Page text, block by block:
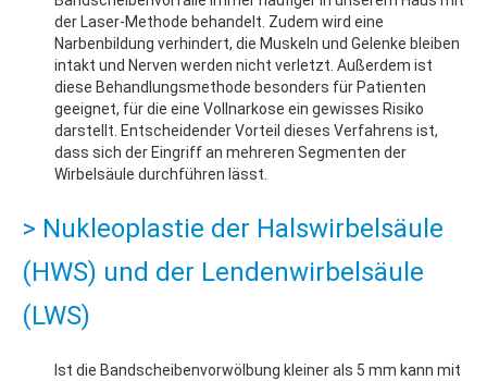
der Laser-Methode behandelt. Zudem wird eine
Narbenbildung verhindert, die Muskeln und Gelenke bleiben
intakt und Nerven werden nicht verletzt. Außerdem ist
diese Behandlungsmethode besonders für Patienten
geeignet, für die eine Vollnarkose ein gewisses Risiko
darstellt. Entscheidender Vorteil dieses Verfahrens ist,
dass sich der Eingriff an mehreren Segmenten der
Wirbelsäule durchführen lässt.
> Nukleoplastie der Halswirbelsäule
(HWS) und der Lendenwirbelsäule
(LWS)
Ist die Bandscheibenvorwölbung kleiner als 5 mm kann mit